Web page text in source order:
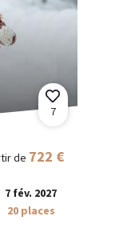
7
de 722 €
7 fév. 2027
20 places